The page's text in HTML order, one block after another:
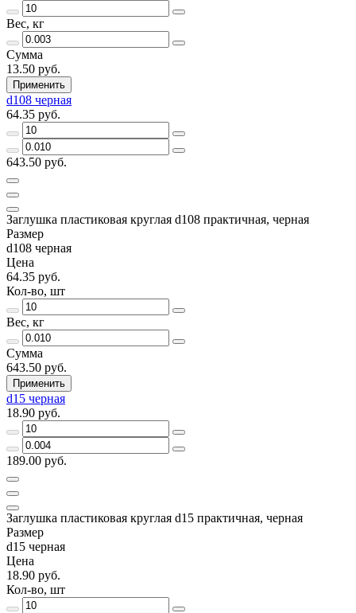
Вес, кг
Сумма
13.50 руб.
Применить
d108 черная
64.35 руб.
643.50 руб.
Заглушка пластиковая круглая d108 практичная, черная
Размер
d108 черная
Цена
64.35 руб.
Кол-во, шт
Вес, кг
Сумма
643.50 руб.
Применить
d15 черная
18.90 руб.
189.00 руб.
Заглушка пластиковая круглая d15 практичная, черная
Размер
d15 черная
Цена
18.90 руб.
Кол-во, шт